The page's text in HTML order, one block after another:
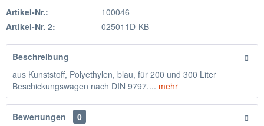
Artikel-Nr.:
100046
Artikel-Nr. 2:
025011D-KB
Beschreibung
aus Kunststoff, Polyethylen, blau, für 200 und 300 Liter
Beschickungswagen nach DIN 9797.... mehr
Bewertungen
0